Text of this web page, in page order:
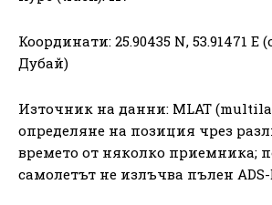
Координати: 25.90435 N, 53.91471 E
Дубай)
Източник на данни: MLAT
определяне на позиция чрез
времето от няколко приемника;
самолeтът не излъчва пълен ADS-